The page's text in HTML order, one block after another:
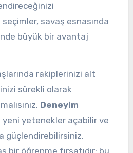
savaş esnasında
büyük bir avantaj
rakiplerinizi alt
sürekli olarak
Deneyim
yeni yetenekler açabilir ve
güçlendirebilirsiniz.